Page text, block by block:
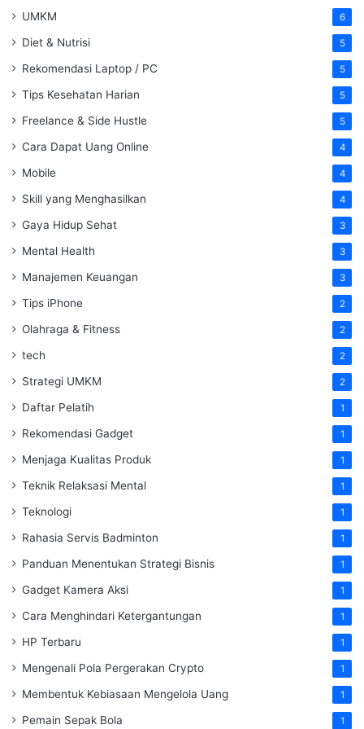
UMKM 6
Diet & Nutrisi 5
Rekomendasi Laptop / PC 5
Tips Kesehatan Harian 5
Freelance & Side Hustle 5
Cara Dapat Uang Online 4
Mobile 4
Skill yang Menghasilkan 4
Gaya Hidup Sehat 3
Mental Health 3
Manajemen Keuangan 3
Tips iPhone 2
Olahraga & Fitness 2
tech 2
Strategi UMKM 2
Daftar Pelatih 1
Rekomendasi Gadget 1
Menjaga Kualitas Produk 1
Teknik Relaksasi Mental 1
Teknologi 1
Rahasia Servis Badminton 1
Panduan Menentukan Strategi Bisnis 1
Gadget Kamera Aksi 1
Cara Menghindari Ketergantungan 1
HP Terbaru 1
Mengenali Pola Pergerakan Crypto 1
Membentuk Kebiasaan Mengelola Uang 1
Pemain Sepak Bola 1